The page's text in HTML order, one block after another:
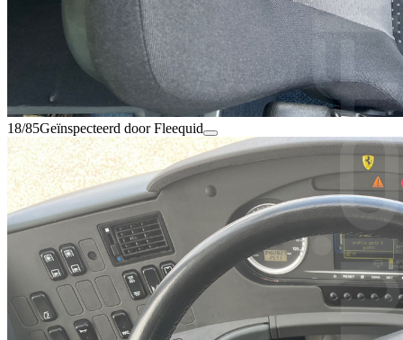
18/85Geïnspecteerd door Fleequid